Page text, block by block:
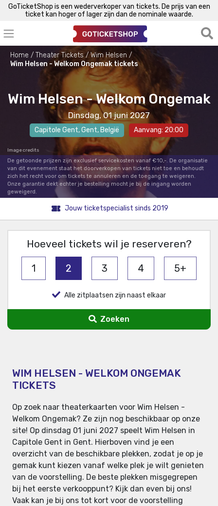
GoTicketShop is een wederverkoper van tickets. De prijs van een
ticket kan hoger of lager zijn dan de nominale waarde.
Home Theater Tickets
Wim Helsen
Wim Helsen - Welkom Ongemak tickets
Wim Helsen - Welkom Ongemak
Dinsdag, 01 juni 2027
Capitole Gent,Gent, België Aanvang: 20:00
Image credits
De getoonde prijzen zijn exclusief servicekosten vanaf €10,-. De organisatie
van dit evenement staat het doorverkopen van tickets niet toe en behoudt
zich het recht voor om tickets te annuleren en de toegang te weigeren.
Onze garantie dekt echter je bestelling mocht je bij de ingang worden
geweigerd.
Jouw ticketspecialist sinds 2019
Hoeveel tickets wil je reserveren?
1 2 3 4 5+
Alle zitplaatsen zijn naast elkaar
Zoeken
WIM HELSEN - WELKOM ONGEMAK
TICKETS
Op zoek naar theaterkaarten voor Wim Helsen -
Welkom Ongemak? Ze zijn nog beschikbaar op onze
site! Op dinsdag 01 juni 2027 speelt Wim Helsen in
Capitole Gent in Gent. Hierboven vind je een
overzicht van de beschikbare plekken, zodat je op je
gemak kunt kiezen vanaf welke plek je wilt genieten
van de voorstelling. De beste plekken misgegrepen
bij het eerste verkooppunt? Kijk dan even bij ons!
Vaak kan je bij ons tot kort voor de voorstelling